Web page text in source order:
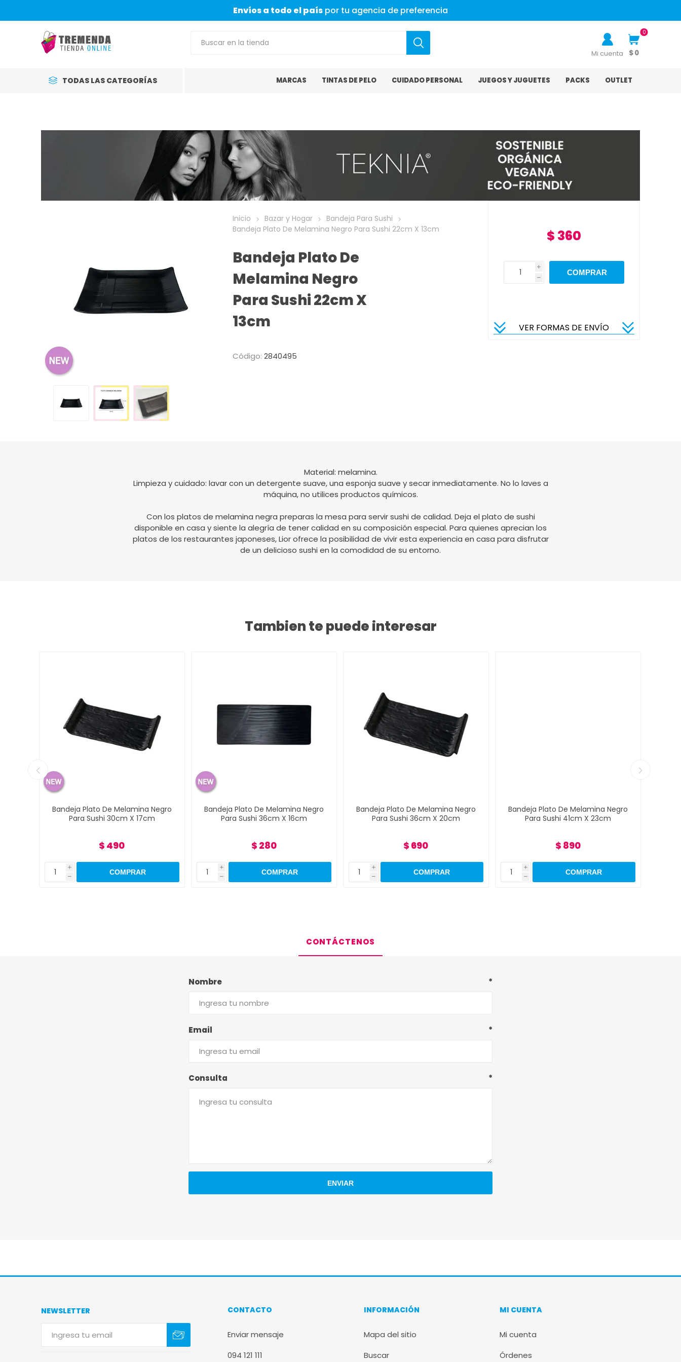
Envíos a todo el país por tu agencia de preferencia
Mi cuenta
0
$ 0
TODAS LAS CATEGORÍAS MARCAS TINTAS DE PELO CUIDADO PERSONAL JUEGOS Y JUGUETES PACKS OUTLET
Inicio Bazar y Hogar
Bandeja Para Sushi
Bandeja Plato De Melamina Negro Para Sushi 22cm X 13cm
Bandeja Plato De
Melamina Negro
Para Sushi 22cm X
13cm
Código: 2840495
$ 360
i
h
VER FORMAS DE ENVÍO
Material: melamina.
Limpieza y cuidado: lavar con un detergente suave, una esponja suave y secar inmediatamente. No lo laves a
máquina, no utilices productos químicos.
Con los platos de melamina negra preparas la mesa para servir sushi de calidad. Deja el plato de sushi
disponible en casa y siente la alegría de tener calidad en su composición especial. Para quienes aprecian los
platos de los restaurantes japoneses, Lior ofrece la posibilidad de vivir esta experiencia en casa para disfrutar
de un delicioso sushi en la comodidad de su entorno.
Tambien te puede interesar
Bandeja Plato De Melamina Negro
Para Sushi 30cm X 17cm
$ 490
i
h
Bandeja Plato De Melamina Negro
Para Sushi 36cm X 16cm
$ 280
i
h
Bandeja Plato De Melamina Negro
Para Sushi 36cm X 20cm
$ 690
i
h
Bandeja Plato De Melamina Negro
Para Sushi 41cm X 23cm
$ 890
i
h
CONTÁCTENOS
Nombre *
Email *
Consulta *
NEWSLETTER CONTACTO
Enviar mensaje
094 121 111
INFORMACIÓN
Mapa del sitio
Buscar
MI CUENTA
Mi cuenta
Órdenes